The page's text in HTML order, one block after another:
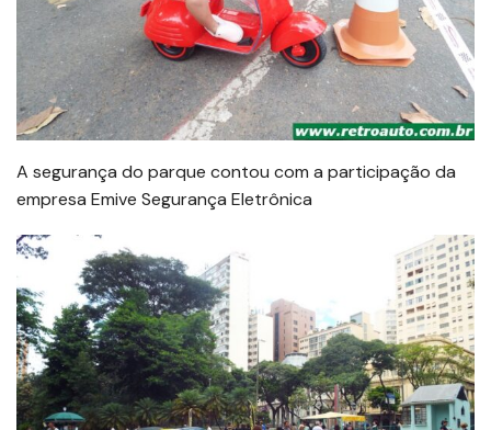
A segurança do parque contou com a participação da
empresa Emive Segurança Eletrônica